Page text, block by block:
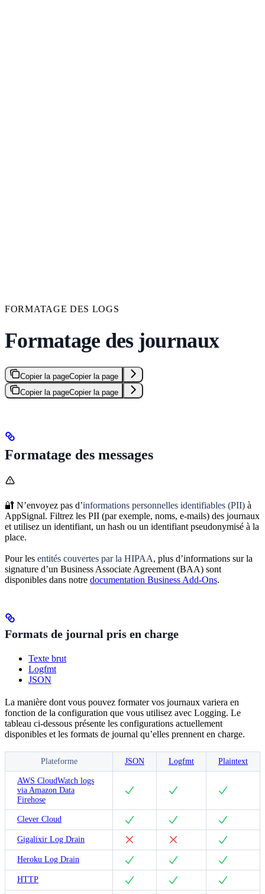
FORMATAGE DES LOGS
Formatage des journaux
Copier la pageCopier la page
Copier la pageCopier la page
Formatage des messages
🔐 N’envoyez pas d’informations personnelles identifiables (PII) à
AppSignal. Filtrez les PII (par exemple, noms, e-mails) des journaux
et utilisez un identifiant, un hash ou un identifiant pseudonymisé à la
place.
Pour les entités couvertes par la HIPAA, plus d’informations sur la
signature d’un Business Associate Agreement (BAA) sont
disponibles dans notre documentation Business Add-Ons.
Formats de journal pris en charge
Texte brut
Logfmt
JSON
La manière dont vous pouvez formater vos journaux variera en
fonction de la configuration que vous utilisez avec Logging. Le
tableau ci-dessous présente les configurations actuellement
disponibles et les formats de journal qu’elles prennent en charge.
Plateforme JSON Logfmt Plaintext
AWS CloudWatch logs
via Amazon Data
Firehose
Clever Cloud
Gigalixir Log Drain
Heroku Log Drain
HTTP